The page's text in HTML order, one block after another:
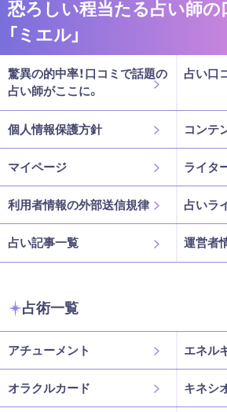
恐ろしい程当たる占い師の
「ミエル」
驚異の的中率！口コミで話題の
占い師がここに。
占い口
個人情報保護方針 コンテ
マイページ ライタ
利用者情報の外部送信規律 占いラ
占い記事一覧 運営者
占術一覧
アチューメント エネル
オラクルカード キネシ